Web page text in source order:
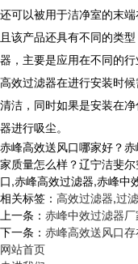
还可以被用于洁净室的末
且该产品还具有不同的类
器，主要是应用在不同的行
高效过滤器在进行安装时
清洁，同时如果是安装在
器进行吸尘。
赤峰高效送风口哪家好？
家质量怎么样？辽宁洁斐
口,赤峰高效过滤器,赤峰中
相关标签： 高效过滤器,过
上一条： 赤峰中效过滤器
下一条： 赤峰高效送风口
网站首页